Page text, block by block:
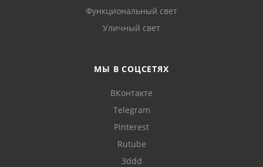
Функциональный свет
Уличный свет
МЫ В СОЦСЕТЯХ
ВКонтакте
Telegram
Pinterest
Rutube
3ddd